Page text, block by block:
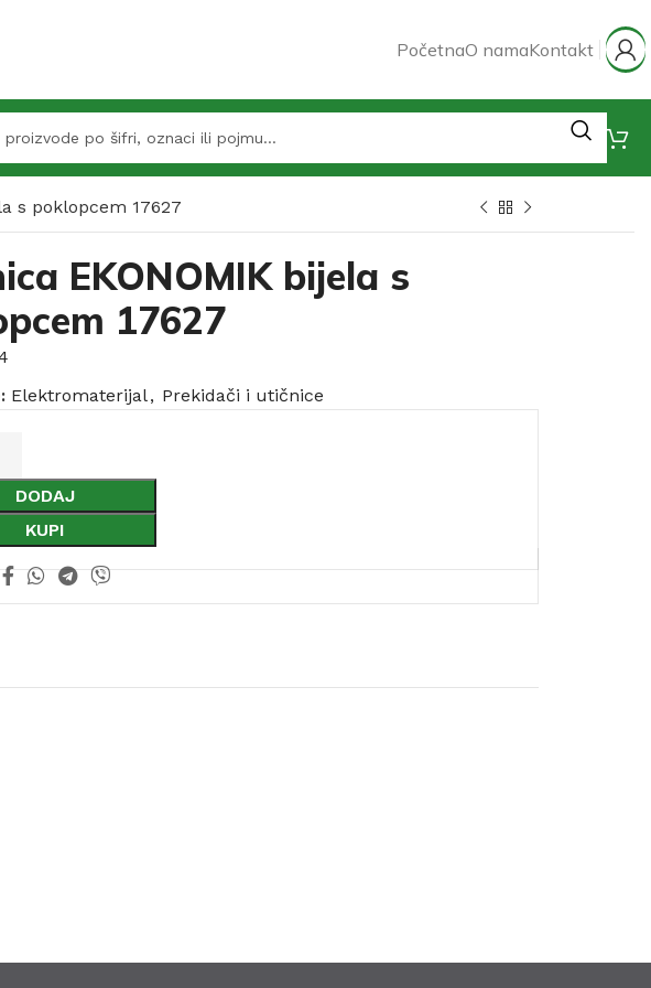
PočetnaO namaKontakt
s poklopcem 17627
EKONOMIK bijela s
17627
Elektromaterijal, Prekidači i utičnice
DODAJ
KUPI